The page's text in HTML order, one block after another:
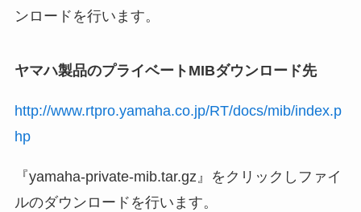
ンロードを行います。
ヤマハ製品のプライベートMIBダウンロード先
http://www.rtpro.yamaha.co.jp/RT/docs/mib/index.p
hp
『yamaha-private-mib.tar.gz』をクリックしファイ
ルのダウンロードを行います。